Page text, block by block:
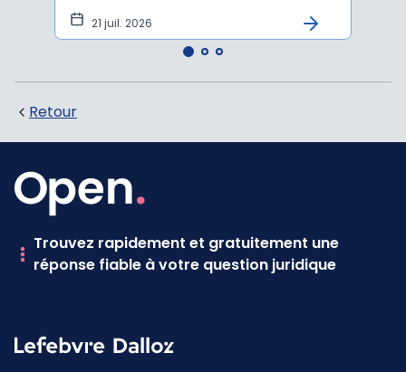
21 juil. 2026
Retour
Trouvez rapidement et gratuitement une
réponse fiable à votre question juridique